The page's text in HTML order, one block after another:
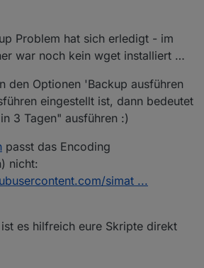
Problem hat sich erledigt - im
war noch kein wget installiert …
den Optionen 'Backup ausführen
eingestellt ist, dann bedeutet
3 Tagen" ausführen :)
passt das Encoding
nicht:
simat ...
ist es hilfreich eure Skripte direkt